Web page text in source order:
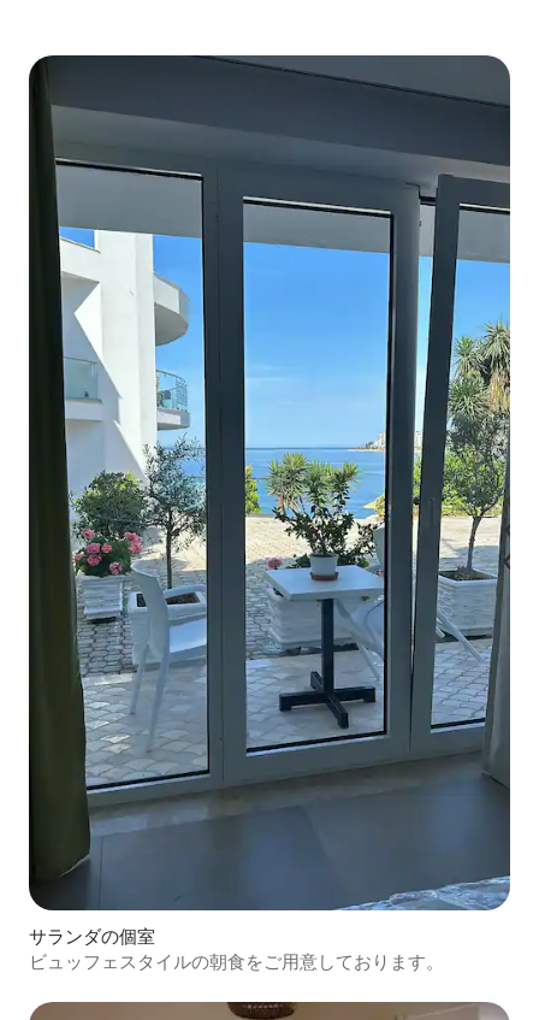
サランダの個室
ビュッフェスタイルの朝食をご用意しております。